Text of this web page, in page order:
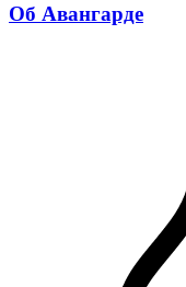
Об Авангарде